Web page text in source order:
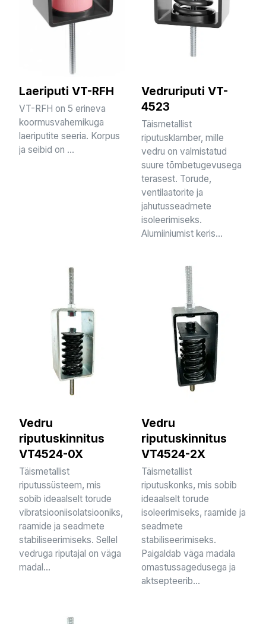
Laeriputi VT-RFH
VT-RFH on 5 erineva
koormusvahemikuga
laeriputite seeria. Korpus
ja seibid on ...
Vedruriputi VT-
4523
Täismetallist
riputusklamber, mille
vedru on valmistatud
suure tõmbetugevusega
terasest. Torude,
ventilaatorite ja
jahutusseadmete
isoleerimiseks.
Alumiiniumist keris...
Vedru
riputuskinnitus
VT4524-0X
Täismetallist
riputussüsteem, mis
sobib ideaalselt torude
vibratsiooniisolatsiooniks,
raamide ja seadmete
stabiliseerimiseks. Sellel
vedruga riputajal on väga
madal...
Vedru
riputuskinnitus
VT4524-2X
Täismetallist
riputuskonks, mis sobib
ideaalselt torude
isoleerimiseks, raamide ja
seadmete
stabiliseerimiseks.
Paigaldab väga madala
omastussagedusega ja
aktsepteerib...